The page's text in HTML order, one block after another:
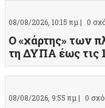
08/08/2026, 10:15 πμ | 0
Ο «χάρτης» των
τη ΔΥΠΑ έως τις
08/08/2026, 9:55 πμ | 0